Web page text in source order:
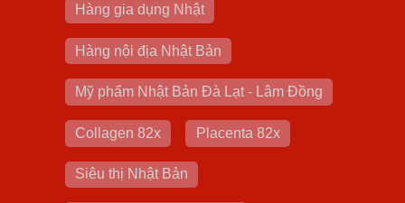
Hàng gia dụng Nhật
Hàng nội địa Nhật Bản
Mỹ phẩm Nhật Bản Đà Lạt - Lâm Đồng
Collagen 82x Placenta 82x
Siêu thị Nhật Bản